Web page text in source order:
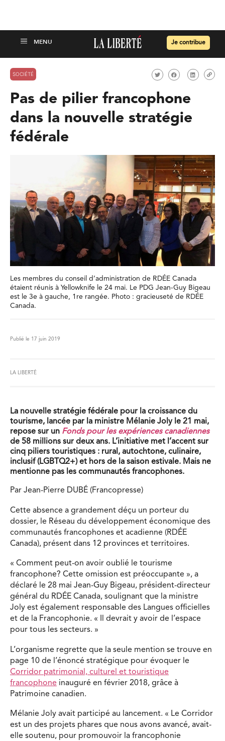
Je contribue
SOCIÉTÉ
Pas de pilier francophone
dans la nouvelle stratégie
fédérale
Les membres du conseil d’administration de RDÉE Canada
étaient réunis à Yellowknife le 24 mai. Le PDG Jean-Guy Bigeau
est le 3e à gauche, 1re rangée. Photo : gracieuseté de RDÉE
Canada.
Publié le 17 juin 2019
LA LIBERTÉ
La nouvelle stratégie fédérale pour la croissance du
tourisme, lancée par la ministre Mélanie Joly le 21 mai,
repose sur un Fonds pour les expériences canadiennes
de 58 millions sur deux ans. L’initiative met l’accent sur
cinq piliers touristiques : rural, autochtone, culinaire,
inclusif (LGBTQ2+) et hors de la saison estivale. Mais ne
mentionne pas les communautés francophones.
Par Jean-Pierre DUBÉ (Francopresse)
Cette absence a grandement déçu un porteur du
dossier, le Réseau du développement économique des
communautés francophones et acadienne (RDÉE
Canada), présent dans 12 provinces et territoires.
« Comment peut-on avoir oublié le tourisme
francophone? Cette omission est préoccupante », a
déclaré le 28 mai Jean-Guy Bigeau, président-directeur
général du RDÉE Canada, soulignant que la ministre
Joly est également responsable des Langues officielles
et de la Francophonie. « Il devrait y avoir de l’espace
pour tous les secteurs. »
L’organisme regrette que la seule mention se trouve en
page 10 de l’énoncé stratégique pour évoquer le
Corridor patrimonial, culturel et touristique
francophone inauguré en février 2018, grâce à
Patrimoine canadien.
Mélanie Joly avait participé au lancement. « Le Corridor
est un des projets phares que nous avons avancé, avait-
elle soutenu, pour promouvoir la francophonie